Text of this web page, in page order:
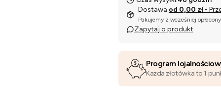
Dostawa od 0,00 zł -
Pakujemy z wcześniej
Zapytaj o produkt
Program
Każda złotówka to 1